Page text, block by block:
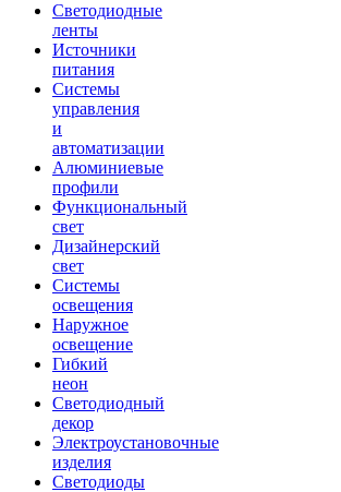
Светодиодные
ленты
Источники
питания
Системы
управления
и
автоматизации
Алюминиевые
профили
Функциональный
свет
Дизайнерский
свет
Системы
освещения
Наружное
освещение
Гибкий
неон
Светодиодный
декор
Электроустановочные
изделия
Светодиоды